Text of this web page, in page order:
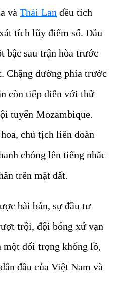
và Thái Lan đều tích
tích lũy điểm số. Dẫu
bậc sau trận hòa trước
Chặng đường phía trước
còn tiếp diễn với thử
tuyển Mozambique.
chủ tịch liên đoàn
chóng lên tiếng nhắc
trên mặt đất.
bài bản, sự đầu tư
trội, đội bóng xứ vạn
một đối trọng khổng lồ,
đầu của Việt Nam và